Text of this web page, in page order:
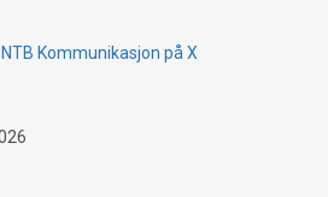
Kommunikasjon på X